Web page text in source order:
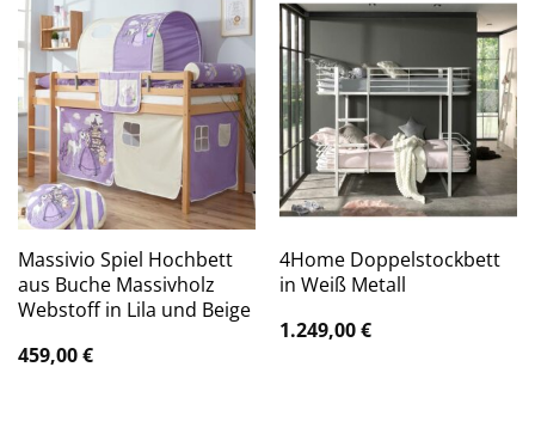
Massivio Spiel Hochbett
aus Buche Massivholz
Webstoff in Lila und Beige
459,00€
4Home Doppelstockbett
in Weiß Metall
1.249,00€